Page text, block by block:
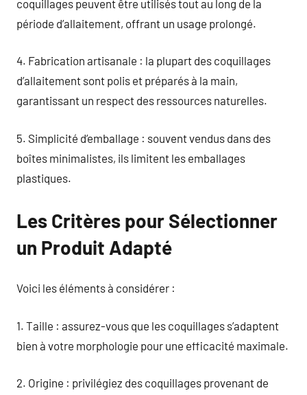
coquillages peuvent être utilisés tout au long de la
période d’allaitement, offrant un usage prolongé.
4. Fabrication artisanale : la plupart des coquillages
d’allaitement sont polis et préparés à la main,
garantissant un respect des ressources naturelles.
5. Simplicité d’emballage : souvent vendus dans des
boîtes minimalistes, ils limitent les emballages
plastiques.
Les Critères pour Sélectionner
un Produit Adapté
Voici les éléments à considérer :
1. Taille : assurez-vous que les coquillages s’adaptent
bien à votre morphologie pour une efficacité maximale.
2. Origine : privilégiez des coquillages provenant de